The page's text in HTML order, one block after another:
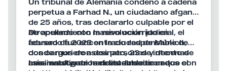
Un tribunal de Alemania condenó a cadena
perpetua a Farhad N., un ciudadano afgano
de 25 años, tras declararlo culpable por el
atropellamiento masivo ocurrido en
febrero de 2025 en la ciudad de Múnich,
donde murieron dos personas y decenas
más resultaron heridas durante una
De acuerdo con la resolución judicial, el
acusado fue encontrado responsable de
dos cargos de asesinato, 23 de intento de
asesinato y otros delitos relacionados con
Las investigaciones establecieron que el